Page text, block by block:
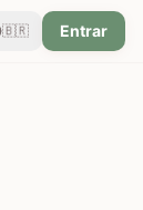
🇧🇷 Entrar